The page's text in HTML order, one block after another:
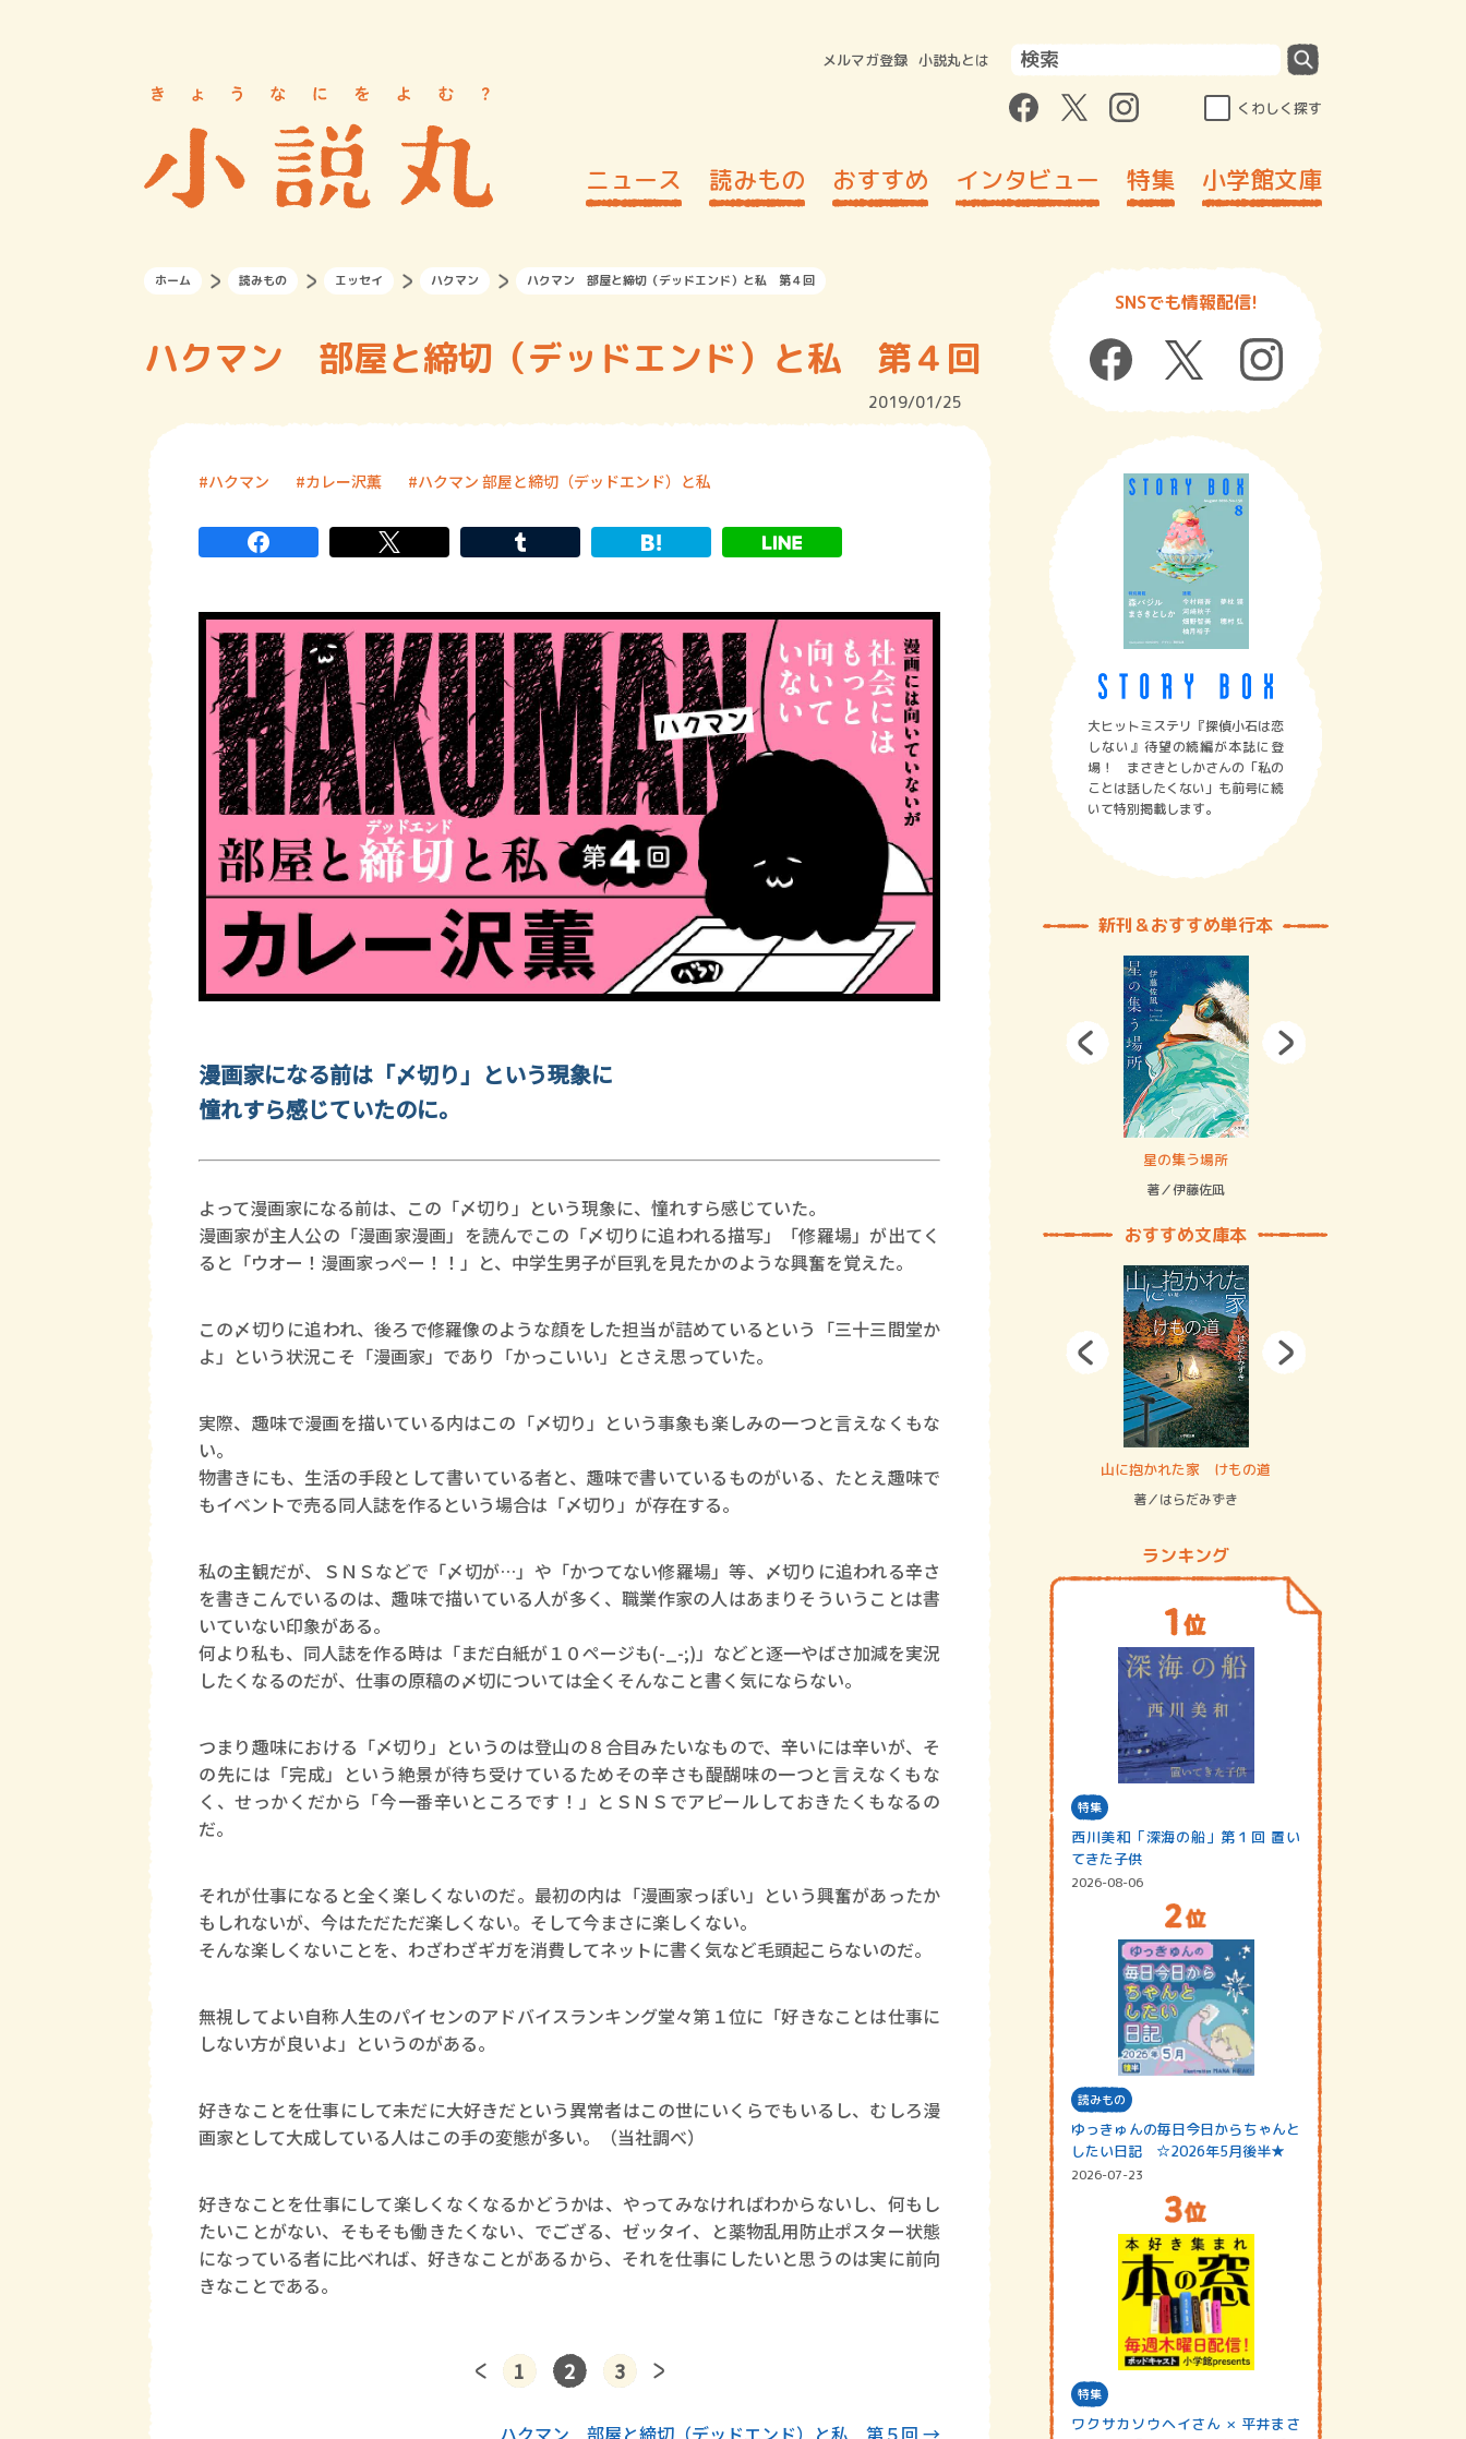
メルマガ登録 小説丸とは
くわしく探す
ニュース 読みもの おすすめ インタビュー 特集 小学館文庫
ホーム 読みもの エッセイ ハクマン ハクマン 部屋と締切（デッドエンド）と私 第４回
ハクマン 部屋と締切（デッドエンド）と私 第４回
2019/01/25
ハクマン カレー沢薫 ハクマン 部屋と締切（デッドエンド）と私
漫画家になる前は「〆切り」という現象に
憧れすら感じていたのに。
よって漫画家になる前は、この「〆切り」という現象に、憧れすら感じていた。
漫画家が主人公の「漫画家漫画」を読んでこの「〆切りに追われる描写」「修羅場」が出てく
ると「ウオー！漫画家っぺー！！」と、中学生男子が巨乳を見たかのような興奮を覚えた。
この〆切りに追われ、後ろで修羅像のような顔をした担当が詰めているという「三十三間堂か
よ」という状況こそ「漫画家」であり「かっこいい」とさえ思っていた。
実際、趣味で漫画を描いている内はこの「〆切り」という事象も楽しみの一つと言えなくもな
い。
物書きにも、生活の手段として書いている者と、趣味で書いているものがいる、たとえ趣味で
もイベントで売る同人誌を作るという場合は「〆切り」が存在する。
私の主観だが、ＳＮＳなどで「〆切が…」や「かつてない修羅場」等、〆切りに追われる辛さ
を書きこんでいるのは、趣味で描いている人が多く、職業作家の人はあまりそういうことは書
いていない印象がある。
何より私も、同人誌を作る時は「まだ白紙が１０ページも(-_-;)」などと逐一やばさ加減を実況
したくなるのだが、仕事の原稿の〆切については全くそんなこと書く気にならない。
つまり趣味における「〆切り」というのは登山の８合目みたいなもので、辛いには辛いが、そ
の先には「完成」という絶景が待ち受けているためその辛さも醍醐味の一つと言えなくもな
く、せっかくだから「今一番辛いところです！」とＳＮＳでアピールしておきたくもなるの
だ。
それが仕事になると全く楽しくないのだ。最初の内は「漫画家っぽい」という興奮があったか
もしれないが、今はただただ楽しくない。そして今まさに楽しくない。
そんな楽しくないことを、わざわざギガを消費してネットに書く気など毛頭起こらないのだ。
無視してよい自称人生のパイセンのアドバイスランキング堂々第１位に「好きなことは仕事に
しない方が良いよ」というのがある。
好きなことを仕事にして未だに大好きだという異常者はこの世にいくらでもいるし、むしろ漫
画家として大成している人はこの手の変態が多い。（当社調べ）
好きなことを仕事にして楽しくなくなるかどうかは、やってみなければわからないし、何もし
たいことがない、そもそも働きたくない、でござる、ゼッタイ、と薬物乱用防止ポスター状態
になっている者に比べれば、好きなことがあるから、それを仕事にしたいと思うのは実に前向
きなことである。
1 2 3
ハクマン 部屋と締切（デッドエンド）と私 第５回
SNSでも情報配信!
大ヒットミステリ『探偵小石は恋
しない』待望の続編が本誌に登
場！ まさきとしかさんの「私の
ことは話したくない」も前号に続
いて特別掲載します。
新刊＆おすすめ単行本
賞金稼ぎスリーサム！ 二重拘束の… 星の集う場所
著／伊藤佐凪
おすすめ文庫本
ロボット・イン・ザ・システム 山に抱かれた家 けもの道
著／はらだみずき
ランキング
特集
西川美和「深海の船」第１回 置い
てきた子供
2026-08-06
読みもの
ゆっきゅんの毎日今日からちゃんと
したい日記 ☆2026年5月後半★
2026-07-23
特集
ワクサカソウヘイさん × 平井まさ